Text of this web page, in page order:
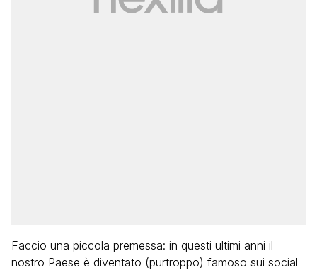
Faccio una piccola premessa: in questi ultimi anni il
nostro Paese è diventato (purtroppo) famoso sui social